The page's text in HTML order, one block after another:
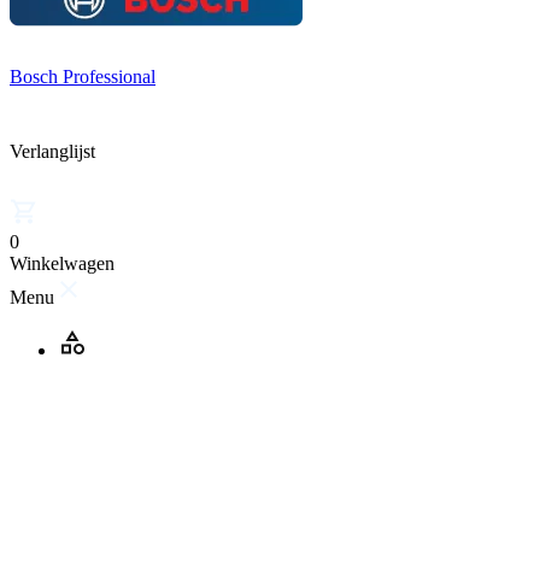
Bosch Professional
Verlanglijst
0
Winkelwagen
Menu